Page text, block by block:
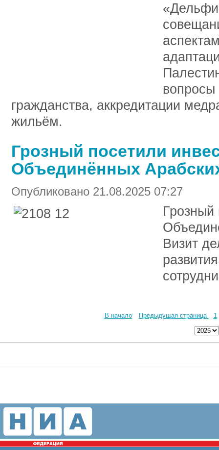
вопросы
гражданства, аккредитации
жильём.
Грозный посетили
Объединённых
Опубликовано 21.08.2025 07:27
Грозный
Визит
В начало Предыдущая страница 1